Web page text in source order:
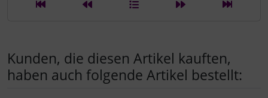
Kunden, die diesen Artikel kauften,
haben auch folgende Artikel bestellt: